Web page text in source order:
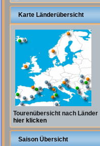
Karte Länderübersicht
Tourenübersicht nach Länder
hier klicken
Saison Übersicht